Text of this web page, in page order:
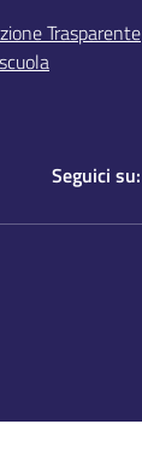
Trasparente
Seguici su: